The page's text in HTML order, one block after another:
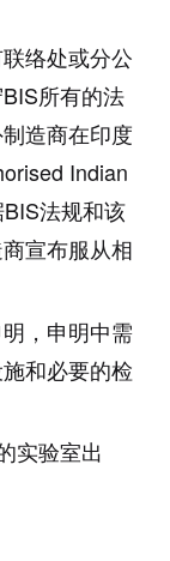
络处或分公
所有的法
造商在印度
Indian
法规和该
宣布服从相
，申明中需
和必要的检
实验室出